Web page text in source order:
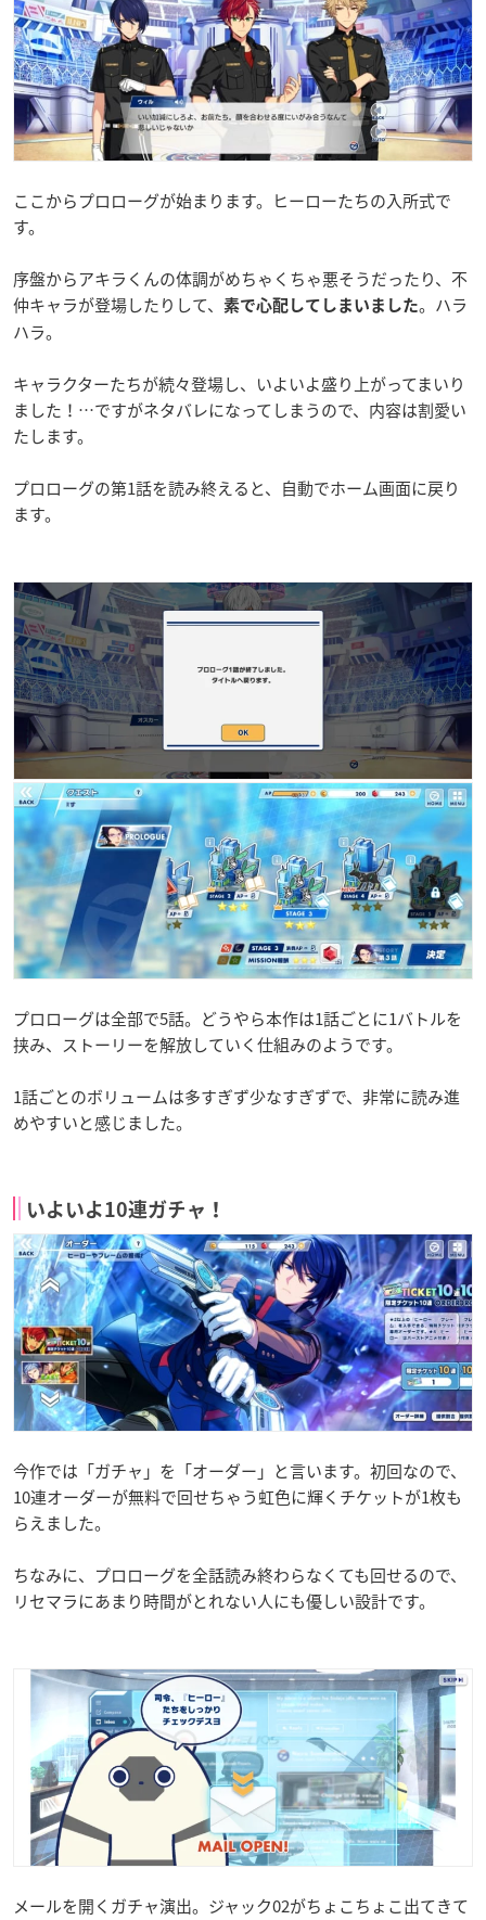
ここからプロローグが始まります。ヒーローたちの入所式で
す。
序盤からアキラくんの体調がめちゃくちゃ悪そうだったり、不
仲キャラが登場したりして、
素で心配してしまいました。ハラ
ハラ。
キャラクターたちが続々登場し、いよいよ盛り上がってまいり
ました！…ですがネタバレになってしまうので、内容は割愛い
たします。
プロローグの第1話を読み終えると、自動でホーム画面に戻り
ます。
プロローグは全部で5話。どうやら本作は1話ごとに1バトルを
挟み、ストーリーを解放していく仕組みのようです。
1話ごとのボリュームは多すぎず少なすぎずで、非常に読み進
めやすいと感じました。
いよいよ10連ガチャ！
今作では「ガチャ」を「オーダー」と言います。初回なので、
10連オーダーが無料で回せちゃう虹色に輝くチケットが1枚も
らえました。
ちなみに、プロローグを全話読み終わらなくても回せるので、
リセマラにあまり時間がとれない人にも優しい設計です。
メールを開くガチャ演出。ジャック02がちょこちょこ出てきて